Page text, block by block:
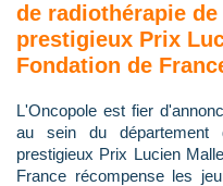
de radiothérapie
prestigieux Prix
Fondation de
L'Oncopole est fier
au sein du département
prestigieux Prix Lucien
France récompense les